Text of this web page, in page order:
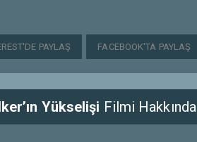
PAYLAŞ FACEBOOK'TA PAYLAŞ
Yükselişi Filmi Hakkında